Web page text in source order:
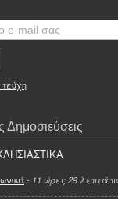
Δημοσιεύσεις
- 11 ώρες 29 λεπτά